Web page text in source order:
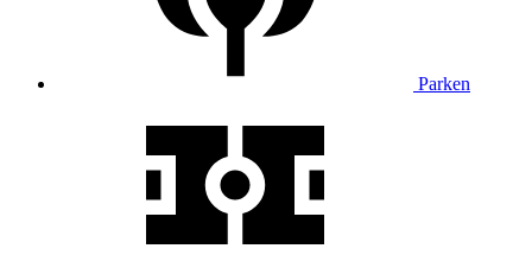
Parken